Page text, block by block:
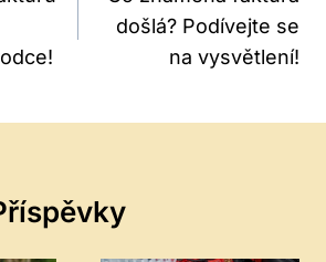
došlá? Podívejte se
na vysvětlení!